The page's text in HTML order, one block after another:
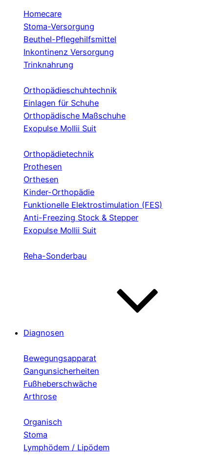
Homecare
Stoma-Versorgung
Beuthel-Pflegehilfsmittel
Inkontinenz Versorgung
Trinknahrung
Orthopädieschuhtechnik
Einlagen für Schuhe
Orthopädische Maßschuhe
Exopulse Mollii Suit
Orthopädietechnik
Prothesen
Orthesen
Kinder-Orthopädie
Funktionelle Elektrostimulation (FES)
Anti-Freezing Stock & Stepper
Exopulse Mollii Suit
Reha-Sonderbau
Diagnosen
Bewegungsapparat
Gangunsicherheiten
Fußheberschwäche
Arthrose
Organisch
Stoma
Lymphödem / Lipödem